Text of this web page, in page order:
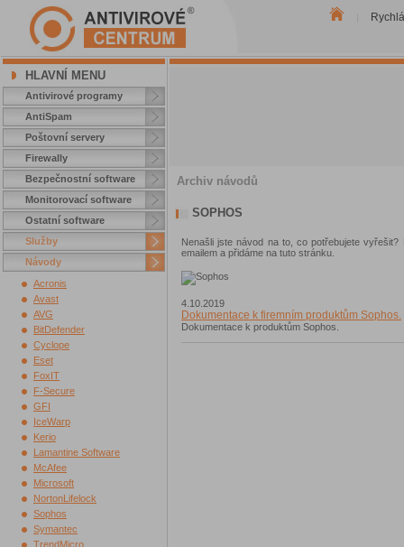
HLAVNÍ MENU
Antivirové programy
AntiSpam
Poštovní servery
Firewally
Bezpečnostní software
Monitorovací software
Ostatní software
Služby
Návody
Acronis
Avast
AVG
BitDefender
Cyclope
Eset
FoxIT
F-Secure
GFI
IceWarp
Kerio
Lamantine Software
McAfee
Microsoft
NortonLifelock
Sophos
Symantec
TrendMicro
Archiv návodů
SOPHOS
Nenašli jste návod na to, co potřebujete
emailem a přidáme na tuto stránku.
4.10.2019
Dokumentace k firemním produktům Sophos.
Dokumentace k produktům Sophos.